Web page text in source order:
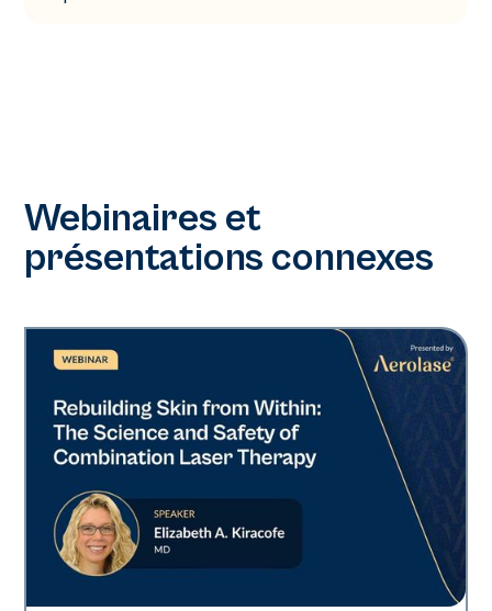
Webinaires et
présentations connexes